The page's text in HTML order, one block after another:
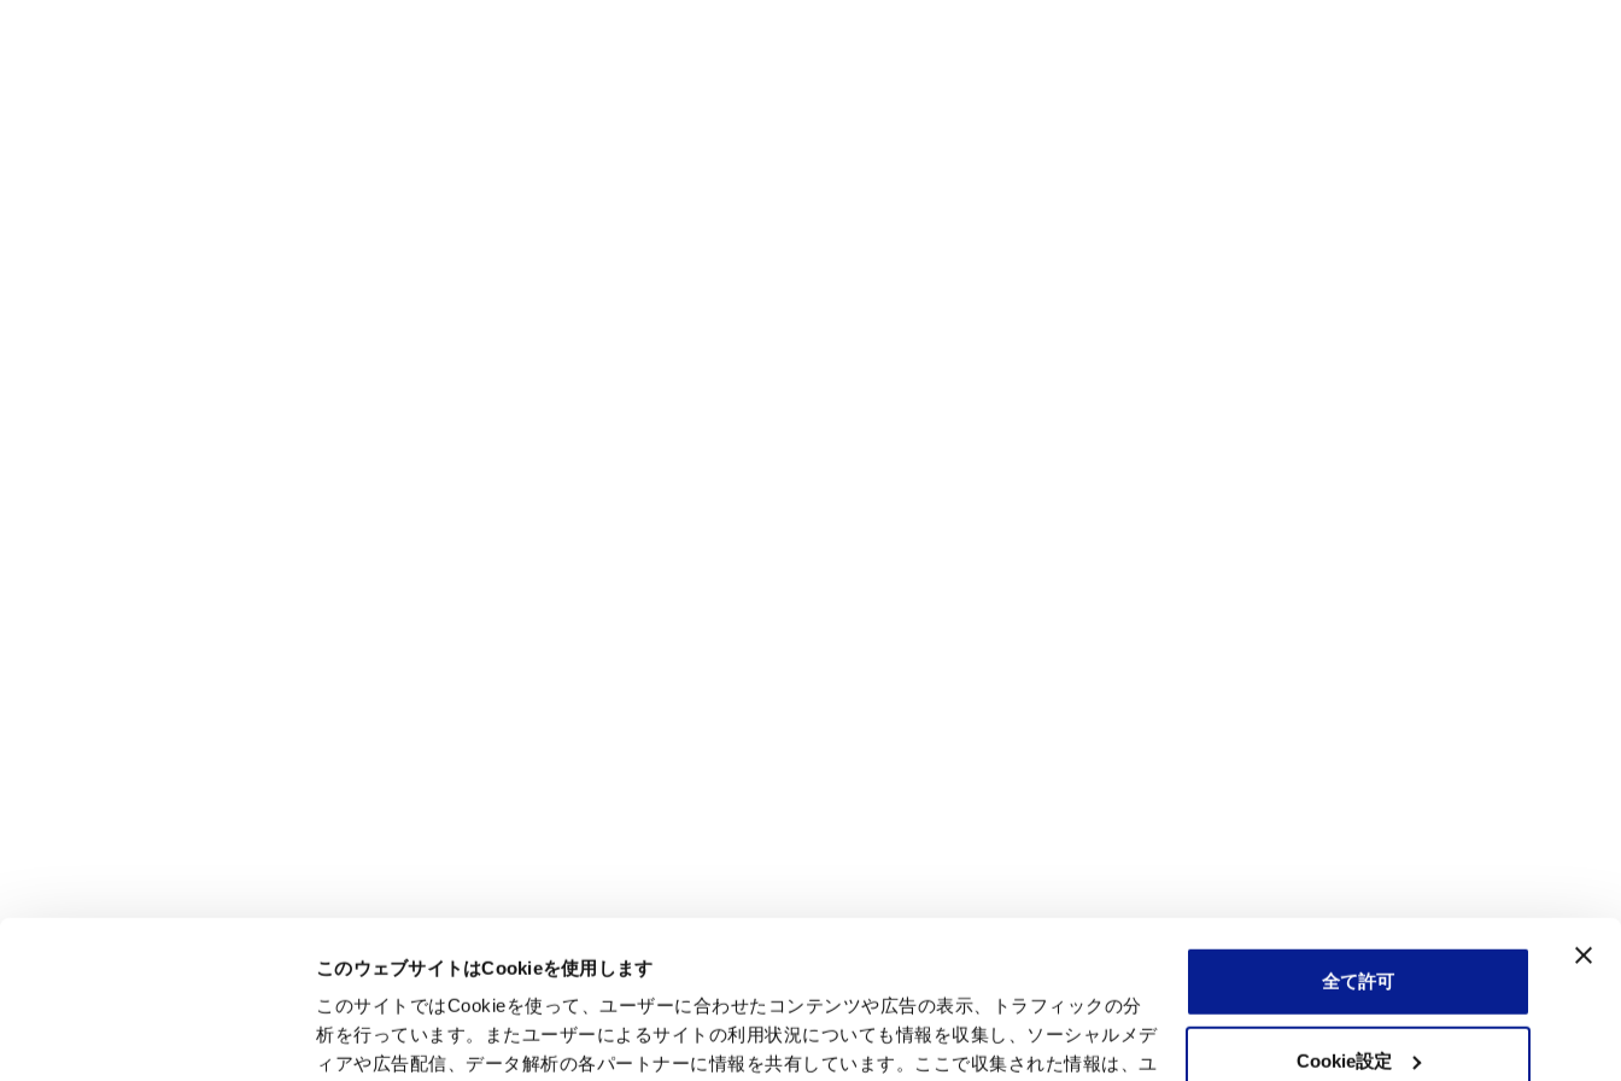
このウェブサイトはCookieを使用します
このサイトではCookieを使って、ユーザーに合わせたコンテンツや広告の表示、トラフィックの分
析を行っています。またユーザーによるサイトの利用状況についても情報を収集し、ソーシャルメデ
ィアや広告配信、データ解析の各パートナーに情報を共有しています。ここで収集された情報は、ユ
全て許可
Cookie設定